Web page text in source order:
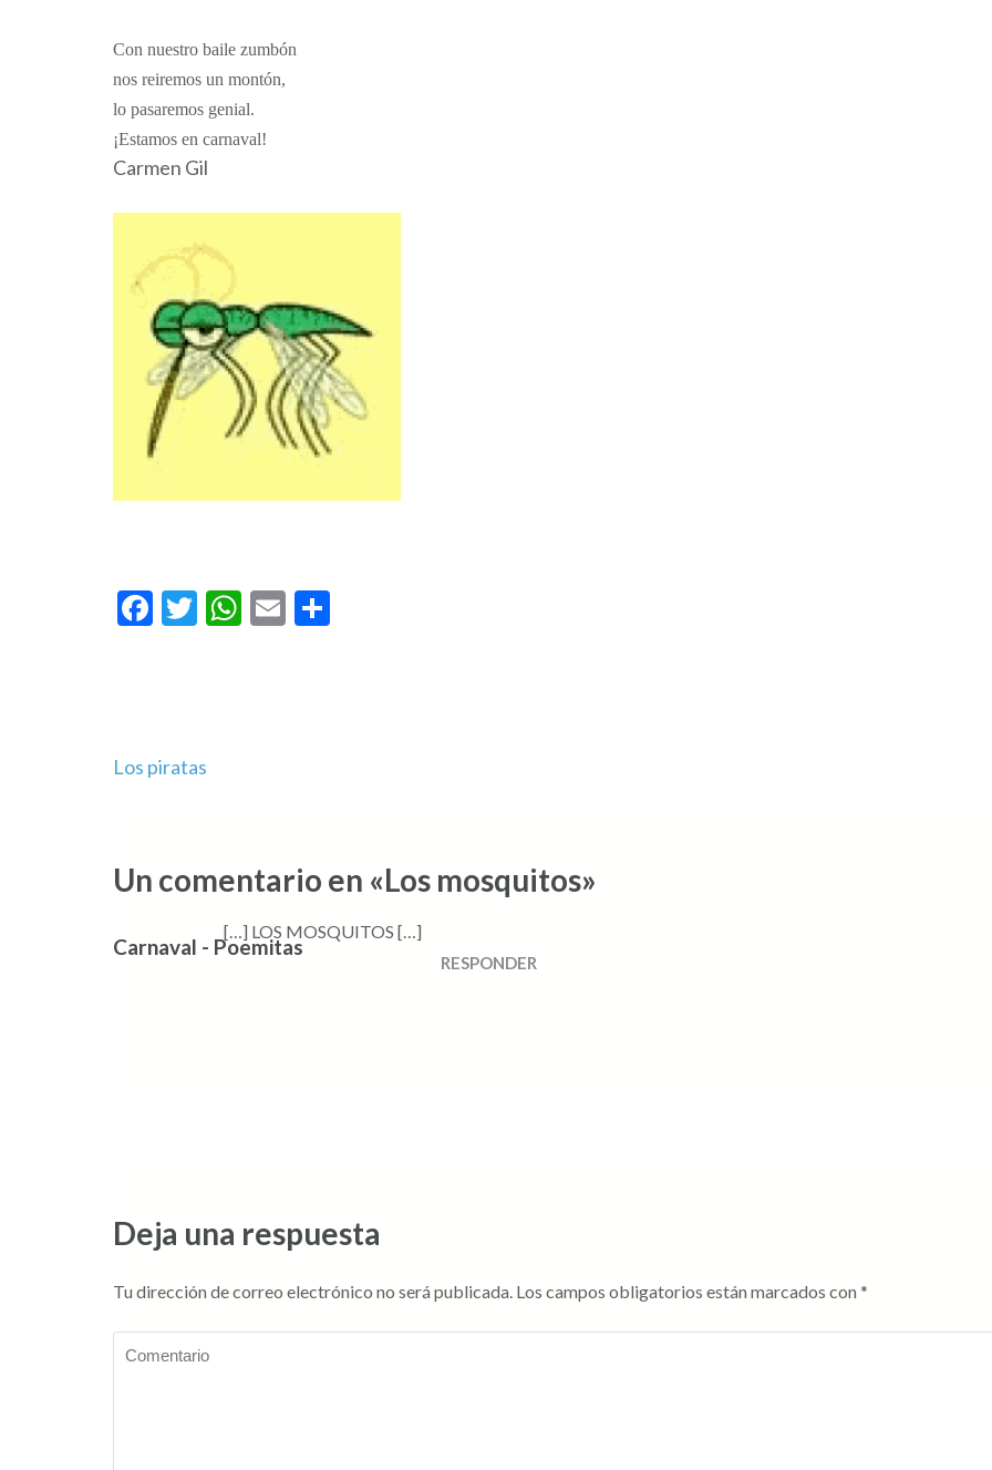
Con nuestro baile zumbón
nos reiremos un montón,
lo pasaremos genial.
¡Estamos en carnaval!
Carmen Gil
Facebook
Twitter
WhatsApp
Email
Navegación
entradas
Los piratas
Un comentario en «Los mosquitos»
Carnaval - Poemitas
[…] LOS MOSQUITOS […]
RESPONDER
Deja una respuesta
Tu dirección de correo electrónico no será publicada. Los campos obligatorios están marcados con *